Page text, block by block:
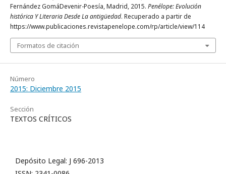
Fernández GomáDevenir-Poesía, Madrid, 2015. Penélope: Evolución
histórica Y Literaria Desde La antigüedad. Recuperado a partir de
https://www.publicaciones.revistapenelope.com/rp/article/view/114
Formatos de citación
Número
2015: Diciembre 2015
Sección
TEXTOS CRÍTICOS
Depósito Legal: J 696-2013